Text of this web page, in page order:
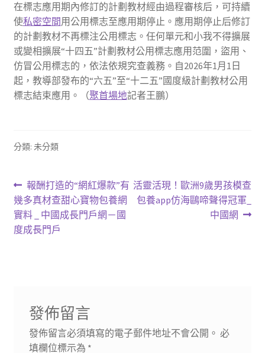
在標志應用期內修訂的計劃教材經由過程審核后，可持續
使私密空間用公用標志至應用期停止。應用期停止后修訂
的計劃教材不再標注公用標志。任何單元和小我不得擴展
或變相擴展“十四五”計劃教材公用標志應用范圍，盜用、
仿冒公用標志的，依法依規究查義務。自2026年1月1日
起，教導部發布的“六五”至“十二五”國度級計劃教材公用
標志結束應用。（聚首場地記者王鵬）
分類: 未分類
文
章
導
上
一
篇
文
報酬打造的“網紅爆款”有
幾多真材查甜心寶物包養網
實料 _ 中國成長門戶網－國
度成長門戶
下
一
活靈活現！歐洲9歲男孩模查
包養app仿海鷗啼聲得冠軍_
中國網
發佈留言
發佈留言必須填寫的電子郵件地址不會公開。 必
填欄位標示為 *